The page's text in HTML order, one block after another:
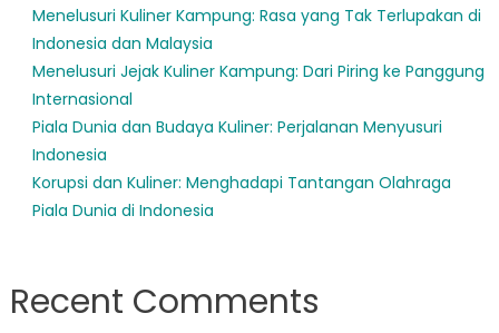
Menelusuri Kuliner Kampung: Rasa yang Tak Terlupakan di
Indonesia dan Malaysia
Menelusuri Jejak Kuliner Kampung: Dari Piring ke Panggung
Internasional
Piala Dunia dan Budaya Kuliner: Perjalanan Menyusuri
Indonesia
Korupsi dan Kuliner: Menghadapi Tantangan Olahraga
Piala Dunia di Indonesia
Recent Comments